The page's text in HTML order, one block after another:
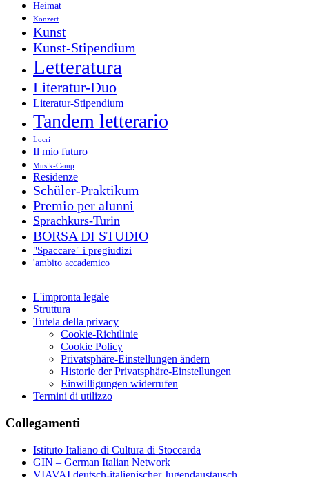
Heimat
Konzert
Kunst
Kunst-Stipendium
Letteratura
Literatur-Duo
Literatur-Stipendium
Tandem letterario
Locri
Il mio futuro
Musik-Camp
Residenze
Schüler-Praktikum
Premio per alunni
Sprachkurs-Turin
BORSA DI STUDIO
"Spaccare" i pregiudizi
'ambito accademico
L'impronta legale
Struttura
Tutela della privacy
Cookie-Richtlinie
Cookie Policy
Privatsphäre-Einstellungen ändern
Historie der Privatsphäre-Einstellungen
Einwilligungen widerrufen
Termini di utilizzo
Collegamenti
Istituto Italiano di Cultura di Stoccarda
GIN – German Italian Network
VIAVAI deutsch-italienischer Jugendaustausch